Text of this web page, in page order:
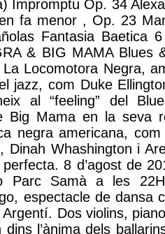
Impromptu Op. 34
fa menor , Op. 23
Fantasia Baetica
& BIG MAMA Blues
Locomotora Negra,
jazz, com Duke
al “feeling” del
Big Mama en la seva
negra americana,
Dinah Whashington i
8 d’agost de
Parc Samà a les
espectacle de dansa
Dos violins,
dins l’ànima dels